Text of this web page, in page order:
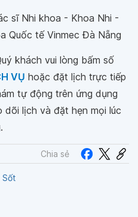
sĩ Nhi khoa - Khoa Nhi -
Quốc tế Vinmec Đà Nẵng
khách vui lòng bấm số
VỤ hoặc đặt lịch trực tiếp
tự động trên ứng dụng
dõi lịch và đặt hẹn mọi lúc
Chia sẻ
Sốt